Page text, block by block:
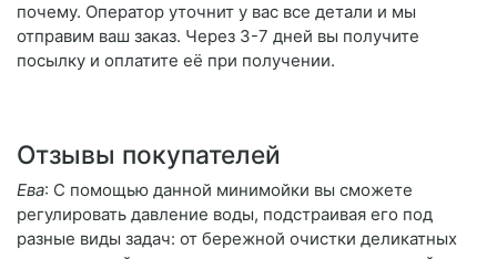
почему. Оператор уточнит у вас все детали и мы
отправим ваш заказ. Через 3-7 дней вы получите
посылку и оплатите её при получении.
Отзывы покупателей
Ева: С помощью данной минимойки вы сможете
регулировать давление воды, подстраивая его под
разные виды задач: от бережной очистки деликатных